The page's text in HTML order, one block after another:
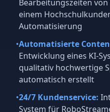
Bearbeitungszeiten
einem
Automatisierung
•Automatisierte
Entwicklung eines KI-
qualitativ hochwertige
automatisch erstellt
•24/7 Kundenservice:
System für